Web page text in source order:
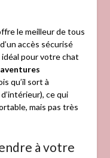
le meilleur de tous
accès sécurisé
idéal pour votre chat
aventures
qu’il sort à
ce qui
mais pas très
à votre